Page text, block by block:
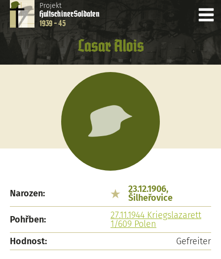
Projekt
HultschinerSoldaten
1939 - 45
Lasar Alois
Narozen:
23.12.1906,
Šilheřovice
Pohřben:
27.11.1944 Kriegslazarett
1/609 Polen
Hodnost:
Gefreiter